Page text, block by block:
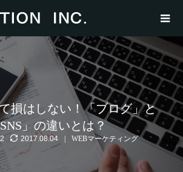
損はしない！「ブログ」と
」の違いとは？
2017.08.04 WEBマーケティング